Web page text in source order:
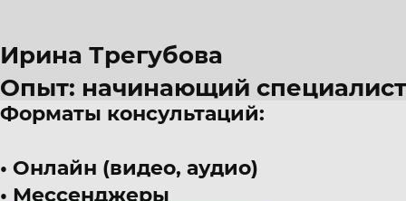
Ирина Трегубова
Опыт: начинающий специалист
49 лет
г. Москва
Эмотолог, психолог
Форматы консультаций:
Онлайн (видео, аудио)
Мессенджеры